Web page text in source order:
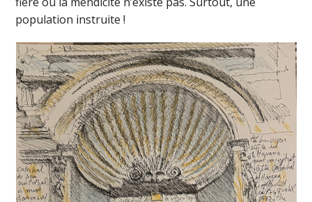
population instruite !